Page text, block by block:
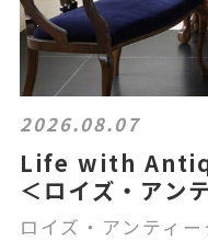
2026.08.07
Life with
＜ロイズ・アン
ロイズ・アンティー